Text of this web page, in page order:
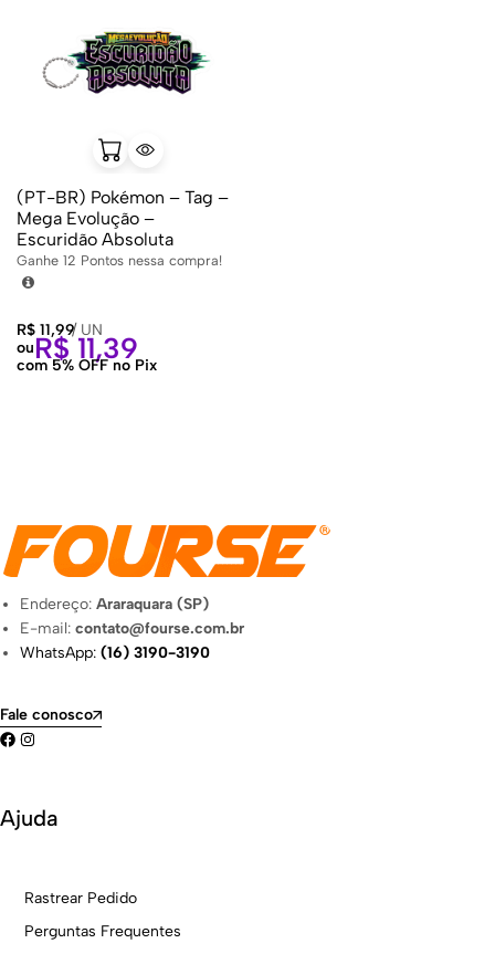
(PT-BR) Pokémon – Tag –
Mega Evolução –
Escuridão Absoluta
Ganhe 12 Pontos nessa compra!
R$ 11,99/UN
ouR$11,39
com 5% OFF no Pix
Endereço:Araraquara (SP)
E-mail:contato@fourse.com.br
WhatsApp:(16) 3190-3190
Fale conosco
Ajuda
Rastrear Pedido
Perguntas Frequentes